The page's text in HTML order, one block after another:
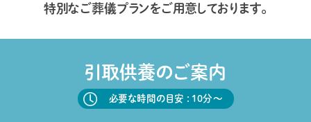
特別なご葬儀プランをご用意しております。
引取供養のご案内
必要な時間の目安 : 10分〜